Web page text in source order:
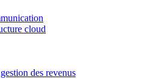
cloud
des revenus